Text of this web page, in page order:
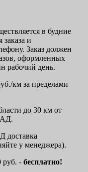
в будние
и
Заказ должен
оформленных
рабочий день.
км за пределами
до 30 км от
доставка
у менеджера).
руб. - бесплатно!